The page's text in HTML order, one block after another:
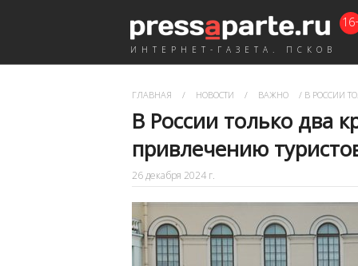
ИНТЕРНЕТ-ГАЗЕТА. ПСКОВ
ГЛАВНАЯ / НОВОСТИ / ВАЖНО / В РОССИИ
В России только два
привлечению
26 декабря 2024 г.